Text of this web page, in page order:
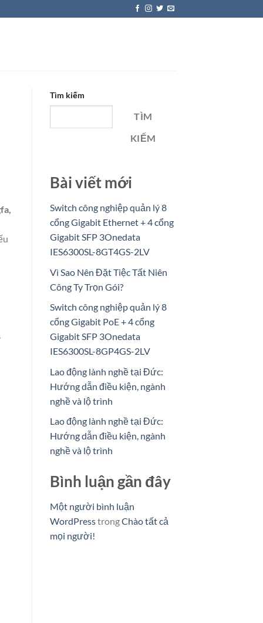
Tìm kiếm
TÌM
KIẾM
Bài viết mới
Switch công nghiệp quản lý 8
cổng Gigabit Ethernet + 4 cổng
Gigabit SFP 3Onedata
IES6300SL-8GT4GS-2LV
Vì Sao Nên Đặt Tiệc Tất Niên
Công Ty Trọn Gói?
Switch công nghiệp quản lý 8
cổng Gigabit PoE + 4 cổng
Gigabit SFP 3Onedata
IES6300SL-8GP4GS-2LV
Lao động lành nghề tại Đức:
Hướng dẫn điều kiện, ngành
nghề và lộ trình
Lao động lành nghề tại Đức:
Hướng dẫn điều kiện, ngành
nghề và lộ trình
Bình luận gần đây
Một người bình luận
WordPresstrongChào tất cả
mọi người!